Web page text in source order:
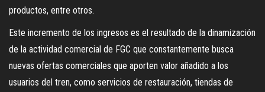
productos, entre otros.
Este incremento de los ingresos es el resultado de la dinamización
de la actividad comercial de FGC que constantemente busca
nuevas ofertas comerciales que aporten valor añadido a los
usuarios del tren, como servicios de restauración, tiendas de